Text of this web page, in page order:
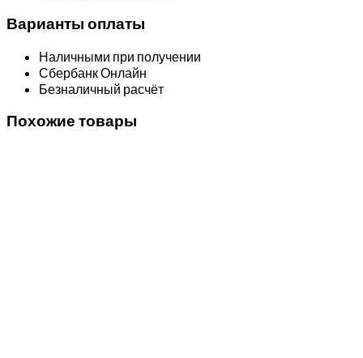
Варианты оплаты
Наличными при получении
Сбербанк Онлайн
Безналичный расчёт
Похожие товары